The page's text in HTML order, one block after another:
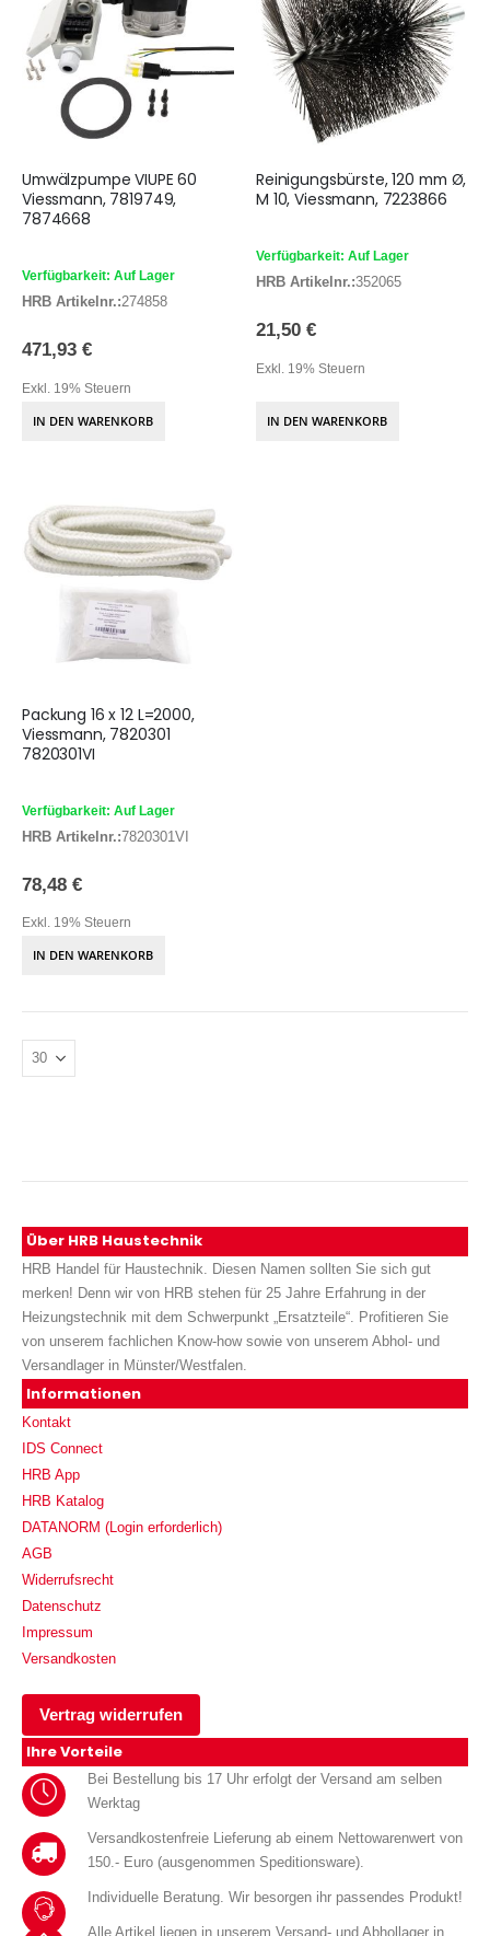
Umwälzpumpe VIUPE 60
Viessmann, 7819749,
7874668
Verfügbarkeit: Auf Lager
HRB Artikelnr.:274858
471,93 €
Exkl. 19% Steuern
IN DEN WARENKORB
Reinigungsbürste, 120 mm Ø,
M 10, Viessmann, 7223866
Verfügbarkeit: Auf Lager
HRB Artikelnr.:352065
21,50 €
Exkl. 19% Steuern
IN DEN WARENKORB
Packung 16 x 12 L=2000,
Viessmann, 7820301
7820301VI
Verfügbarkeit: Auf Lager
HRB Artikelnr.:7820301VI
78,48 €
Exkl. 19% Steuern
IN DEN WARENKORB
Über HRB Haustechnik
HRB Handel für Haustechnik. Diesen Namen sollten Sie sich gut
merken! Denn wir von HRB stehen für 25 Jahre Erfahrung in der
Heizungstechnik mit dem Schwerpunkt „Ersatzteile“. Profitieren Sie
von unserem fachlichen Know-how sowie von unserem Abhol- und
Versandlager in Münster/Westfalen.
Informationen
Kontakt
IDS Connect
HRB App
HRB Katalog
DATANORM (Login erforderlich)
AGB
Widerrufsrecht
Datenschutz
Impressum
Versandkosten
Vertrag widerrufen
Ihre Vorteile
Bei Bestellung bis 17 Uhr erfolgt der Versand am selben
Werktag
Versandkostenfreie Lieferung ab einem Nettowarenwert von
150.- Euro (ausgenommen Speditionsware).
Individuelle Beratung. Wir besorgen ihr passendes Produkt!
Alle Artikel liegen in unserem Versand- und Abhollager in